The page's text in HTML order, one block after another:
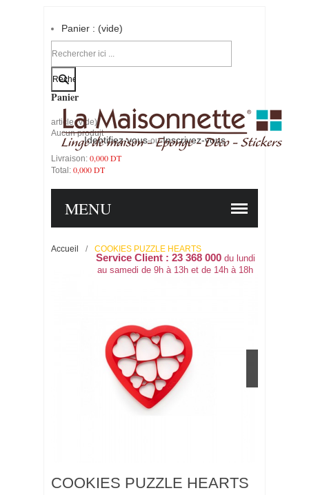
Identifiez-vous-ou-Inscrivez-vous
Panier : (vide)
Votre compte
Panier
article (vide)
Aucun produit
Livraison: 0,000 DT
Total: 0,000 DT
Service Client : 23 368 000du lundi
au samedi de 9h à 13h et de 14h à 18h
MENU
Accueil / COOKIES PUZZLE HEARTS
COOKIES PUZZLE HEARTS